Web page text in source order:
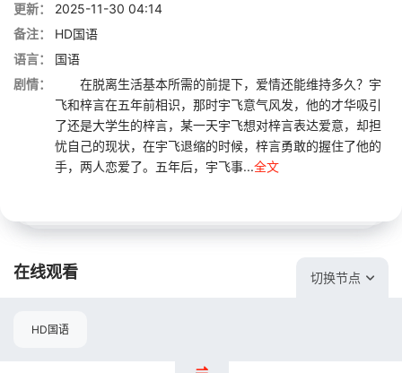
更新：
2025-11-30 04:14
备注：
HD国语
语言：
国语
剧情：
在脱离生活基本所需的前提下，爱情还能维持多久？宇
飞和梓言在五年前相识，那时宇飞意气风发，他的才华吸引
了还是大学生的梓言，某一天宇飞想对梓言表达爱意，却担
忧自己的现状，在宇飞退缩的时候，梓言勇敢的握住了他的
手，两人恋爱了。五年后，宇飞事...全文
在线观看 切换节点
HD国语